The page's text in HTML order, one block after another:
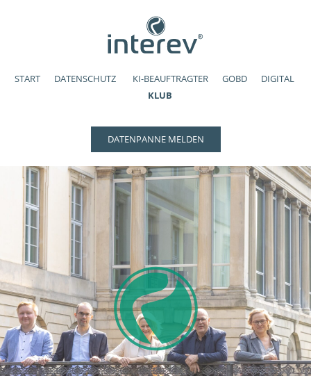
START DATENSCHUTZ KI-BEAUFTRAGTER GOBD
DIGITAL
KLUB
DATENPANNE MELDEN